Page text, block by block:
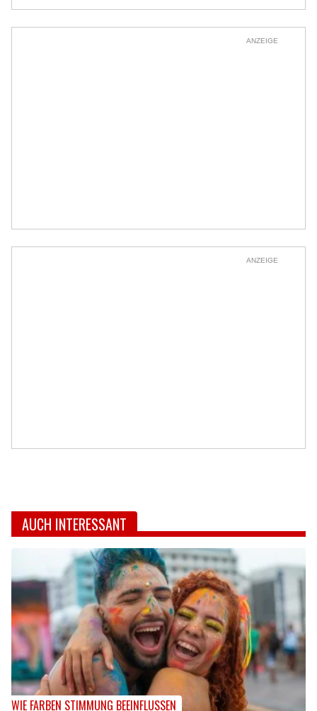
ANZEIGE
ANZEIGE
AUCH INTERESSANT
WIE FARBEN STIMMUNG BEEINFLUSSEN